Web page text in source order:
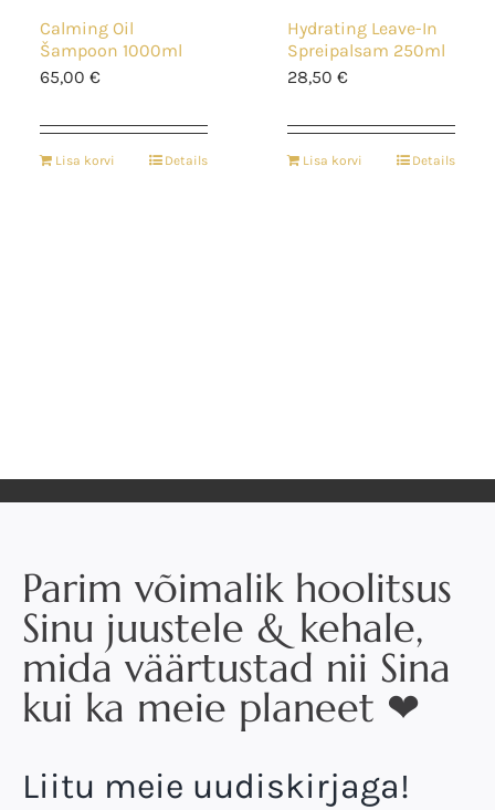
Calming Oil
Šampoon 1000ml
65,00 €
Lisa korvi Details
Hydrating Leave-In
Spreipalsam 250ml
28,50 €
Lisa korvi Details
Parim võimalik hoolitsus
Sinu juustele & kehale,
mida väärtustad nii Sina
kui ka meie planeet ❤
Liitu meie uudiskirjaga!